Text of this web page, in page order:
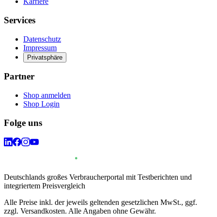
Services
Datenschutz
Impressum
Privatsphäre
Partner
Shop anmelden
Shop Login
Folge uns
Deutschlands großes Verbraucherportal mit Testberichten und
integriertem Preisvergleich
Alle Preise inkl. der jeweils geltenden gesetzlichen MwSt., ggf.
zzgl. Versandkosten. Alle Angaben ohne Gewähr.